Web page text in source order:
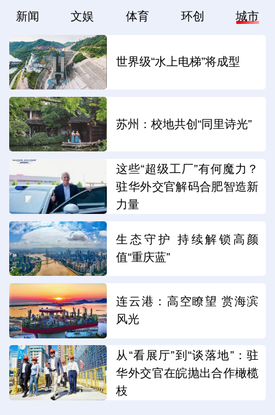
新闻 文娱 体育 环创 城市
世界级“水上电梯”将成型
苏州：校地共创“同里诗光”
这些“超级工厂”有何魔力？
驻华外交官解码合肥智造新
力量
生态守护 持续解锁高颜
值“重庆蓝”
连云港：高空瞭望 赏海滨
风光
从“看展厅”到“谈落地”：驻
华外交官在皖抛出合作橄榄
枝